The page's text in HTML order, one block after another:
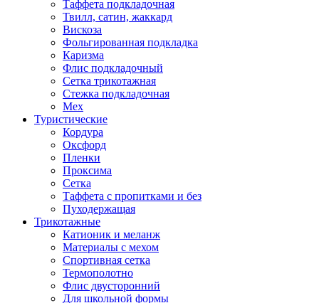
Таффета подкладочная
Твилл, сатин, жаккард
Вискоза
Фольгированная подкладка
Каризма
Флис подкладочный
Сетка трикотажная
Стежка подкладочная
Мех
Туристические
Кордура
Оксфорд
Пленки
Проксима
Сетка
Таффета с пропитками и без
Пуходержащая
Трикотажные
Катионик и меланж
Материалы с мехом
Спортивная сетка
Термополотно
Флис двусторонний
Для школьной формы